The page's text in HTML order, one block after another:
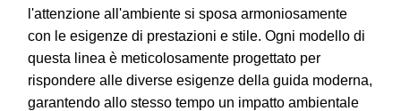
l'attenzione all'ambiente si sposa armoniosamente
con le esigenze di prestazioni e stile. Ogni modello di
questa linea è meticolosamente progettato per
rispondere alle diverse esigenze della guida moderna,
garantendo allo stesso tempo un impatto ambientale